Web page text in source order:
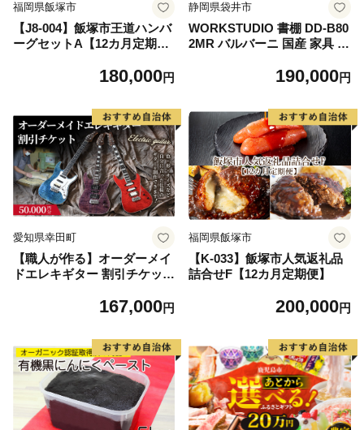
福岡県飯塚市
【J8-004】飯塚市王道ハンバ
ーグセットA【12カ月定期
180,000円
静岡県袋井市
WORKSTUDIO 書棚 DD-B80
2MR バルバーニ 国産 家具 木
シンプル デザイン 静岡 袋井
190,000円
愛知県幸田町
【職人が作る】オーダーメイ
ドエレキギター 割引チケット
167,000円
福岡県飯塚市
【K-033】飯塚市人気返礼品
詰合せF【12カ月定期便】
200,000円